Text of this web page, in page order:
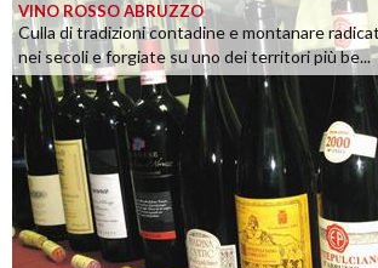
VINO ROSSO ABRUZZO
Culla di tradizioni contadine e montanare
nei secoli e forgiate su uno dei territori più be...